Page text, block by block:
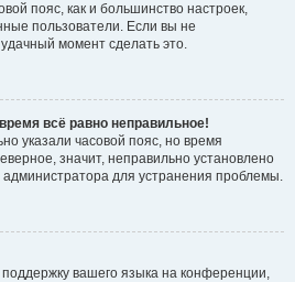
пояс, как и большинство настроек,
пользователи. Если вы не
момент сделать это.
всё равно неправильное!
указали часовой пояс, но время
значит, неправильно установлено
для устранения проблемы.
вашего языка на конференции,